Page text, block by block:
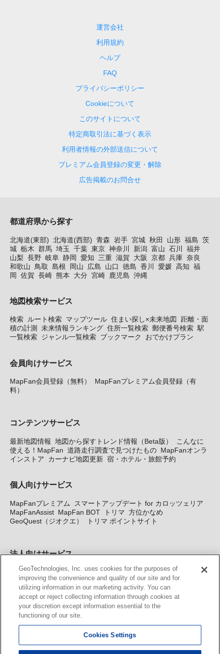
運営会社
利用規約
ヘルプ
FAQ
プライバシーポリシー
Cookieについて
このサイトについて
特定商取引法に基づく表示
利用者情報の外部送信について
プレミアム会員登録の変更・解除
広告掲載のお問合せ
都道府県から探す
北海道(東部) 北海道(西部) 青森 岩手 宮城 秋田 山形 福島 茨
城 栃木 群馬 埼玉 千葉 東京 神奈川 新潟 富山 石川
福井
山梨 長野 岐阜 静岡 愛知 三重 滋賀 大阪 京都 兵庫 奈良
和歌山
鳥取 島根 岡山 広島 山口 徳島 香川 愛媛 高知 福
岡 佐賀 長崎 熊本 大分 宮崎 鹿児島 沖縄
地図検索サービス
検索 ルート検索 マップツール 住まい探し×未来地図
距離・面
積の計測
未来情報ランキング 住所一覧検索 郵便番号検索 駅
一覧検索 ジャンル一覧検索 ブックマーク おでかけプラン
会員向けサービス
MapFan会員登録（無料）
MapFanプレミアム会員登録（有
料）
コンテンツサービス
最新地図情報 地図から探すトレンド情報（Beta版）
こんなに
使える！MapFan 道路走行調査で見つけたもの MapFanオンラ
インストア
カーナビ地図更新 宿・ホテル・旅館予約
個人向けサービス
MapFanプレミアム
スマートアップデート for カロッツェリア
MapFanAssist MapFan BOT トリマ 方位かなめ
GeoQuest（ジオクエ）
トリマ ポイントサイト
法人向けサービス
法人向け地図・位置情報サービス WEBサイト・システム向け地
図API Windows PC向け地図開発キット MapFan DB 住所確認
サービス
MAP WORLD+ トリマ広告 Geo-Research
カーナビ地図更新サービス
MapFan スマートメンバーズ
KENWOOD MapFan Club
GeoTechnologies, Inc. uses cookies for the purposes of
improving the convenience and quality of our site and for
utilizing information in our marketing activity. You can
accept or reject collecting information through cookies at
your discretion except information essential to the
functioning of our site.
Cookies Settings